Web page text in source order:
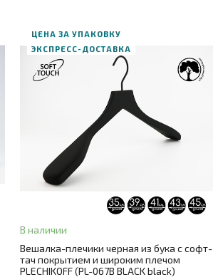
ЦЕНА ЗА УПАКОВКУ
ЭКСПРЕСС-ДОСТАВКА
В наличии
Вешалка-плечики черная из бука с софт-
тач покрытием и широким плечом
PLECHIKOFF (PL-067B BLACK black)
В корзину
ЗАКАЗ В ОДИН КЛИК
35
черный
Количество 10